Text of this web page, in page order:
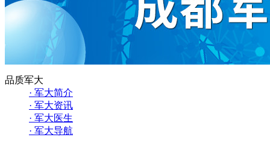
品质军大
· 军大简介
· 军大资讯
· 军大医生
· 军大导航